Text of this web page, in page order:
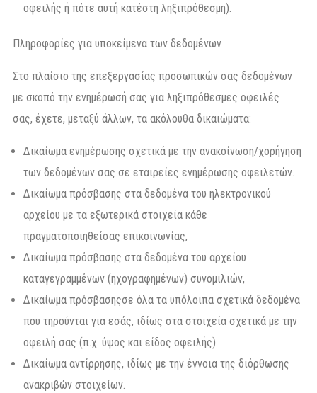
οφειλής ή πότε αυτή κατέστη ληξιπρόθεσμη).
Πληροφορίες για υποκείμενα των δεδομένων
Στο πλαίσιο της επεξεργασίας προσωπικών σας δεδομένων
με σκοπό την ενημέρωσή σας για ληξιπρόθεσμες οφειλές
σας, έχετε, μεταξύ άλλων, τα ακόλουθα δικαιώματα:
Δικαίωμα ενημέρωσης σχετικά με την ανακοίνωση/χορήγηση
των δεδομένων σας σε εταιρείες ενημέρωσης οφειλετών.
Δικαίωμα πρόσβασης στα δεδομένα του ηλεκτρονικού
αρχείου με τα εξωτερικά στοιχεία κάθε
πραγματοποιηθείσας επικοινωνίας,
Δικαίωμα πρόσβασης στα δεδομένα του αρχείου
καταγεγραμμένων (ηχογραφημένων) συνομιλιών,
Δικαίωμα πρόσβασηςσε όλα τα υπόλοιπα σχετικά δεδομένα
που τηρούνται για εσάς, ιδίως στα στοιχεία σχετικά με την
οφειλή σας (π.χ. ύψος και είδος οφειλής).
Δικαίωμα αντίρρησης, ιδίως με την έννοια της διόρθωσης
ανακριβών στοιχείων.